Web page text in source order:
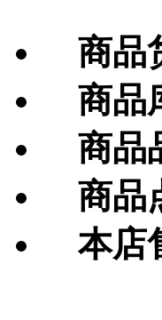
商品
商品
商品
商品
本店